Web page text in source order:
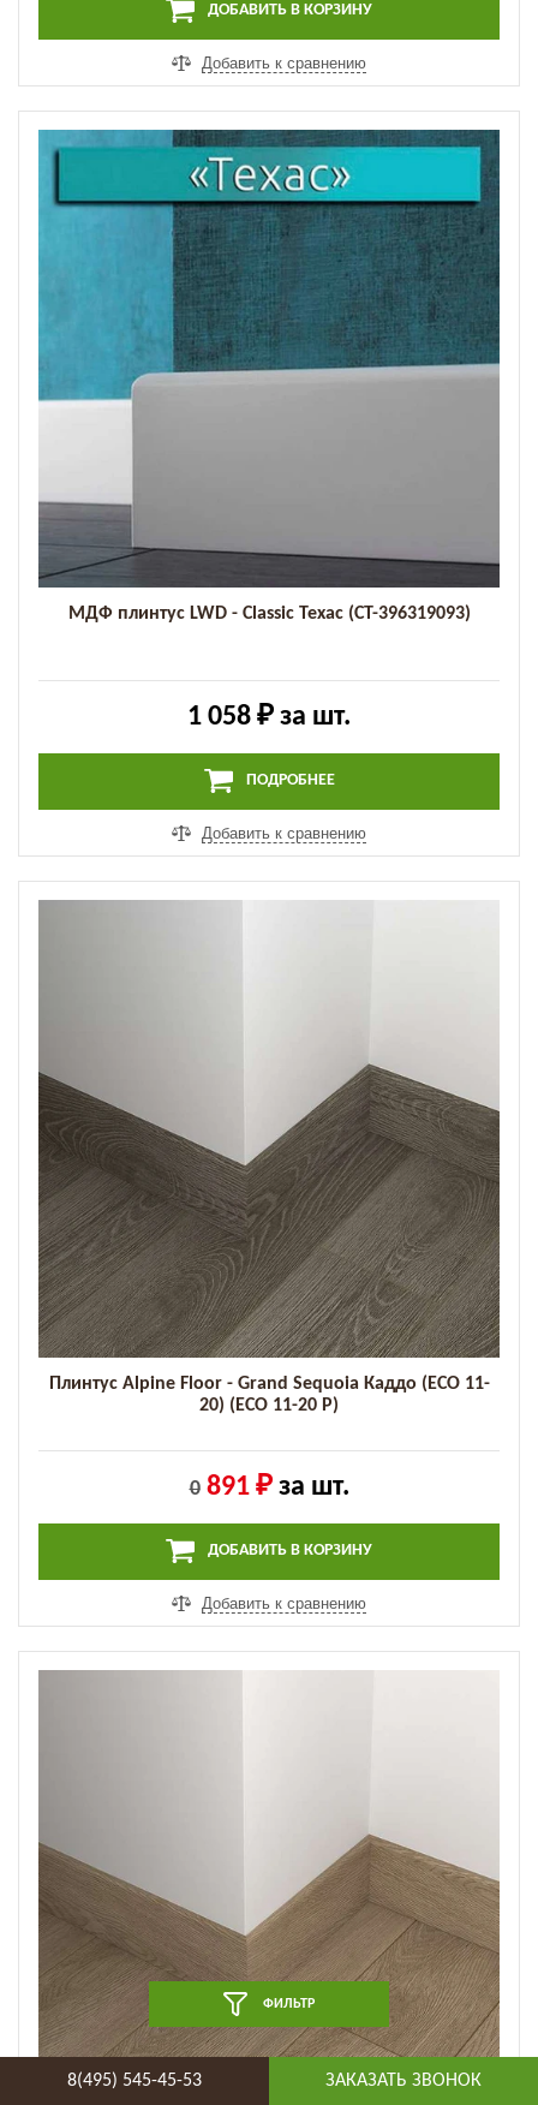
ДОБАВИТЬ В КОРЗИНУ
Добавить к сравнению
МДФ плинтус LWD - Classic Техас (СТ-396319093)
1 058 ₽ за шт.
ПОДРОБНЕЕ
Добавить к сравнению
Плинтус Alpine Floor - Grand Sequoia Каддо (ECO 11-
20) (ECO 11-20 P)
0 891 ₽за шт.
ДОБАВИТЬ В КОРЗИНУ
Добавить к сравнению
ФИЛЬТР
8(495) 545-45-53 ЗАКАЗАТЬ ЗВОНОК